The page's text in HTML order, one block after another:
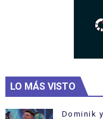
LO MÁS VISTO
Dominik